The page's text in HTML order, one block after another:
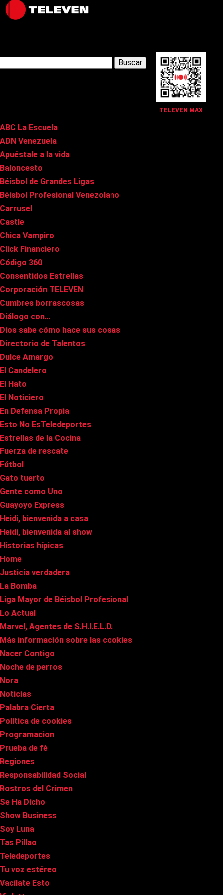
TELEVEN MAX
Latest Posts
ABC La Escuela
ADN Venezuela
Apuéstale a la vida
Baloncesto
Béisbol de Grandes Ligas
Béisbol Profesional Venezolano
Carrusel
Castle
Chica Vampiro
Click Financiero
Código 360
Consentidos Estrellas
Corporación TELEVEN
Cumbres borrascosas
Diálogo con…
Dios sabe cómo hace sus cosas
Directorio de Talentos
Dulce Amargo
El Candelero
El Hato
El Noticiero
En Defensa Propia
Esto No EsTeledeportes
Estrellas de la Cocina
Fuerza de rescate
Fútbol
Gato tuerto
Gente como Uno
Guayoyo Express
Heidi, bienvenida a casa
Heidi, bienvenida al show
Historias hípicas
Home
Justicia verdadera
La Bomba
Liga Mayor de Béisbol Profesional
Lo Actual
Marvel, Agentes de S.H.I.E.L.D.
Más información sobre las cookies
Nacer Contigo
Noche de perros
Nora
Noticias
Palabra Cierta
Política de cookies
Programacion
Prueba de fé
Regiones
Responsabilidad Social
Rostros del Crimen
Se Ha Dicho
Show Business
Soy Luna
Tas Pillao
Teledeportes
Tu voz estéreo
Vacílate Esto